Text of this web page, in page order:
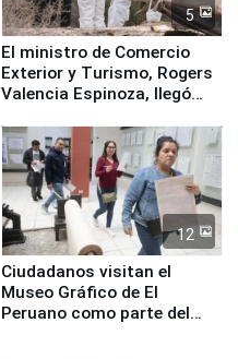
5
El ministro de Comercio
Exterior y Turismo, Rogers
Valencia Espinoza, llegó
Nasca
12
Ciudadanos visitan el
Museo Gráfico de El
Peruano como parte del